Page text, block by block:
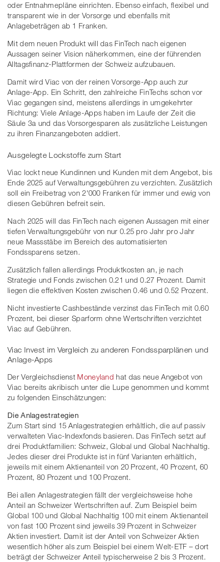
oder Entnahmepläne einrichten. Ebenso einfach, flexibel und
transparent wie in der Vorsorge und ebenfalls mit
Anlagebeträgen ab 1 Franken.
Mit dem neuen Produkt will das FinTech nach eigenen
Aussagen seiner Vision näherkommen, eine der führenden
Alltagsfinanz-Plattformen der Schweiz aufzubauen.
Damit wird Viac von der reinen Vorsorge-App auch zur
Anlage-App. Ein Schritt, den zahlreiche FinTechs schon vor
Viac gegangen sind, meistens allerdings in umgekehrter
Richtung: Viele Anlage-Apps haben im Laufe der Zeit die
Säule 3a und das Vorsorgesparen als zusätzliche Leistungen
zu ihren Finanzangeboten addiert.
Ausgelegte Lockstoffe zum Start
Viac lockt neue Kundinnen und Kunden mit dem Angebot, bis
Ende 2025 auf Verwaltungsgebühren zu verzichten. Zusätzlich
soll ein Freibetrag von 2'000 Franken für immer und ewig von
diesen Gebühren befreit sein.
Nach 2025 will das FinTech nach eigenen Aussagen mit einer
tiefen Verwaltungsgebühr von nur 0.25 pro Jahr pro Jahr
neue Massstäbe im Bereich des automatisierten
Fondssparens setzen.
Zusätzlich fallen allerdings Produktkosten an, je nach
Strategie und Fonds zwischen 0.21 und 0.27 Prozent. Damit
liegen die effektiven Kosten zwischen 0.46 und 0.52 Prozent.
Nicht investierte Cashbestände verzinst das FinTech mit 0.60
Prozent, bei dieser Sparform ohne Wertschriften verzichtet
Viac auf Gebühren.
Viac Invest im Vergleich zu anderen Fondssparplänen und
Anlage-Apps
Der Vergleichsdienst Moneyland hat das neue Angebot von
Viac bereits akribisch unter die Lupe genommen und kommt
zu folgenden Einschätzungen:
Die Anlagestrategien
Zum Start sind 15 Anlagestrategien erhältlich, die auf passiv
verwalteten Viac-Indexfonds basieren. Das FinTech setzt auf
drei Produktfamilien: Schweiz, Global und Global Nachhaltig.
Jedes dieser drei Produkte ist in fünf Varianten erhältlich,
jeweils mit einem Aktienanteil von 20 Prozent, 40 Prozent, 60
Prozent, 80 Prozent und 100 Prozent.
Bei allen Anlagestrategien fällt der vergleichsweise hohe
Anteil an Schweizer Wertschriften auf. Zum Beispiel beim
Global 100 und Global Nachhaltig 100 mit einem Aktienanteil
von fast 100 Prozent sind jeweils 39 Prozent in Schweizer
Aktien investiert. Damit ist der Anteil von Schweizer Aktien
wesentlich höher als zum Beispiel bei einem Welt-ETF – dort
beträgt der Schweizer Anteil typischerweise 2 bis 3 Prozent.